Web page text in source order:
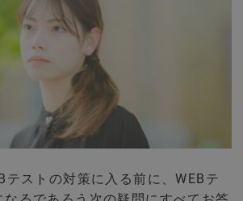
テストの対策に入る前に、WEBテ